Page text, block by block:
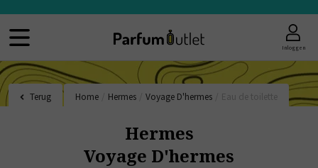
Inloggen
Terug Home Hermes Voyage D'hermes
Hermes
Voyage D'hermes